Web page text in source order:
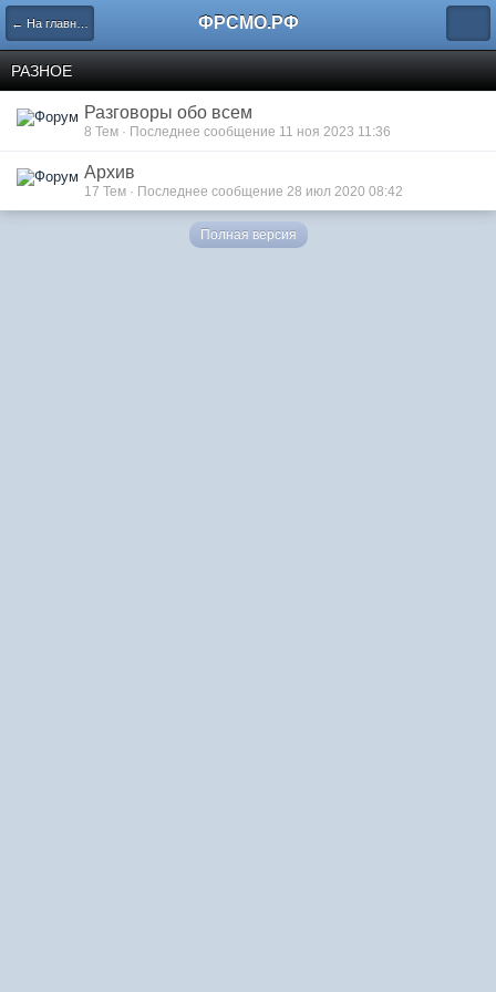
← На главную ФРСМО.РФ
РАЗНОЕ
Разговоры обо всем
8 Тем · Последнее сообщение 11 ноя 2023 11:36
Архив
17 Тем · Последнее сообщение 28 июл 2020 08:42
Полная версия